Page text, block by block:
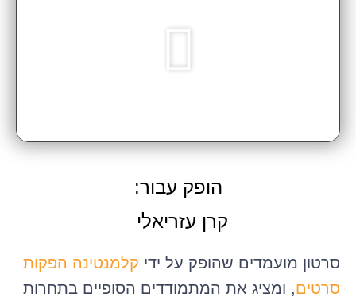
הופק עבור:
קרן עזריאלי
סרטון מועמדים שהופק על ידי קלמנטינה הפקות
סרטים, ומציג את המתמודדים הסופיים בתחרות